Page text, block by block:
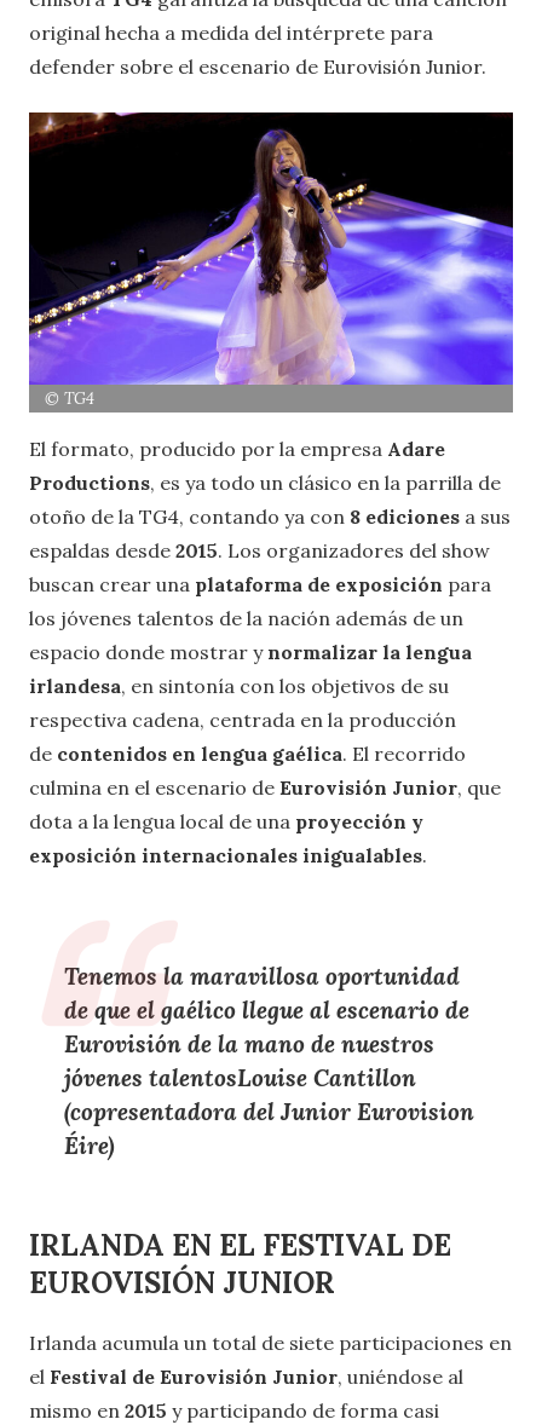
original hecha a medida del intérprete para
defender sobre el escenario de Eurovisión Junior.
© TG4
El formato, producido por la empresa Adare
Productions, es ya todo un clásico en la parrilla de
otoño de la TG4, contando ya con 8 ediciones a sus
espaldas desde 2015. Los organizadores del show
buscan crear una plataforma de exposición para
los jóvenes talentos de la nación además de un
espacio donde mostrar y normalizar la lengua
irlandesa, en sintonía con los objetivos de su
respectiva cadena, centrada en la producción
de contenidos en lengua gaélica. El recorrido
culmina en el escenario de Eurovisión Junior, que
dota a la lengua local de una proyección y
exposición internacionales inigualables.
Tenemos la maravillosa oportunidad
de que el gaélico llegue al escenario de
Eurovisión de la mano de nuestros
jóvenes talentosLouise Cantillon
(copresentadora del Junior Eurovision
Éire)
IRLANDA EN EL FESTIVAL DE
EUROVISIÓN JUNIOR
Irlanda acumula un total de siete participaciones en
el Festival de Eurovisión Junior, uniéndose al
mismo en 2015 y participando de forma casi